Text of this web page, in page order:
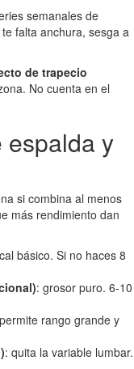
semanales de
falta anchura, sesga a
de trapecio
No cuenta en el
espalda y
si combina al menos
más rendimiento dan
básico. Si no haces 8
: grosor puro. 6-10
rango grande y
: quita la variable lumbar.